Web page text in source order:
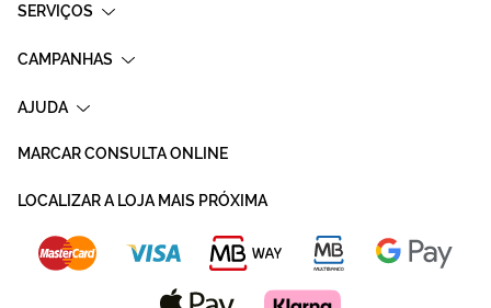
SERVIÇOS
CAMPANHAS
AJUDA
MARCAR CONSULTA ONLINE
LOCALIZAR A LOJA MAIS PRÓXIMA